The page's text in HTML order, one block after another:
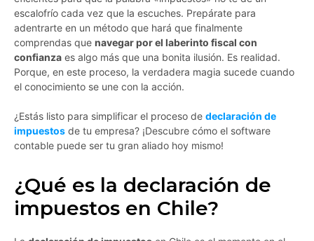
escalofrío cada vez que la escuches. Prepárate para
adentrarte en un método que hará que finalmente
comprendas que navegar por el laberinto fiscal con
confianza es algo más que una bonita ilusión. Es realidad.
Porque, en este proceso, la verdadera magia sucede cuando
el conocimiento se une con la acción.
¿Estás listo para simplificar el proceso de declaración de
impuestos de tu empresa? ¡Descubre cómo el software
contable puede ser tu gran aliado hoy mismo!
¿Qué es la declaración de
impuestos en Chile?